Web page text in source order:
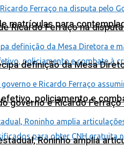
matrículas para
policiamento e
Ricardo Ferraço na
definição da Mesa
governo e Ricardo
Roninho amplia